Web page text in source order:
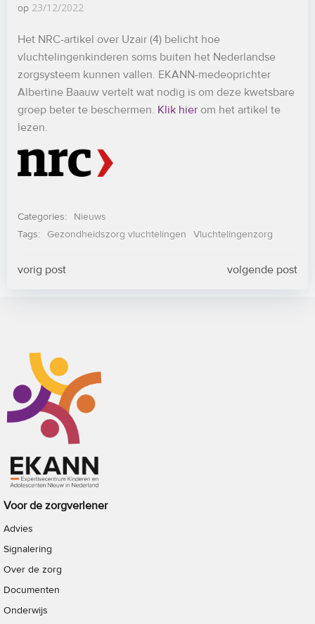
op 23/12/2022
Het NRC-artikel over Uzair (4) belicht hoe
vluchtelingenkinderen soms buiten het Nederlandse
zorgsysteem kunnen vallen. EKANN-medeoprichter
Albertine Baauw vertelt wat nodig is om deze kwetsbare
groep beter te beschermen. Klik hier om het artikel te
lezen.
Categories:
Nieuws
Tags:
Gezondheidszorg vluchtelingen Vluchtelingenzorg
Bericht
vorig post volgende post
Voor de zorgverlener
Advies
Signalering
Over de zorg
Documenten
Onderwijs